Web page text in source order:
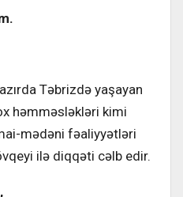
Təbrizdə yaşayan
həmməsləkləri kimi
mədəni fəaliyyətləri
ilə diqqəti cəlb edir.